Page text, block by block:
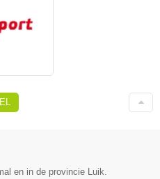
en in de provincie Luik.